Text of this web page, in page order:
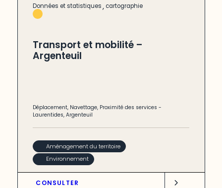
Données et statistiques, cartographie
Transport et mobilité –
Argenteuil
Déplacement, Navettage, Proximité des services -
Laurentides,Argenteuil
Aménagement du territoire
Environnement
CONSULTER